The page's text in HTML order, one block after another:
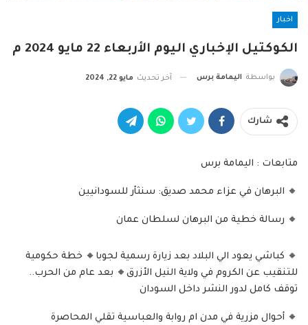
اخبار
الكوكتيل الإخباري اليوم الأربعاء 22 مايو 2024 م
بواسطة اليمامة برس آخر تحديث مايو 22, 2024
شارك
متابعات : اليمامة برس
🔸 البرهان في عزاء محمد صديق: سنثأر للسودانيين
🔸 رسالة خطية من البرهان لسلطان عمان
🔸 كباشي يعود الي البلاد بعد زيارة رسمية لجوبا🔸 خطة حكومية
للتنقيب عن الكروم في ولاية النيل الأزرق🔸 بعد عام من الحرب..
توقف كامل لدور النشر داخل السودان
🔸 أحوال مزرية في مدن ام روابة والعباسية تقلي المحاصرة